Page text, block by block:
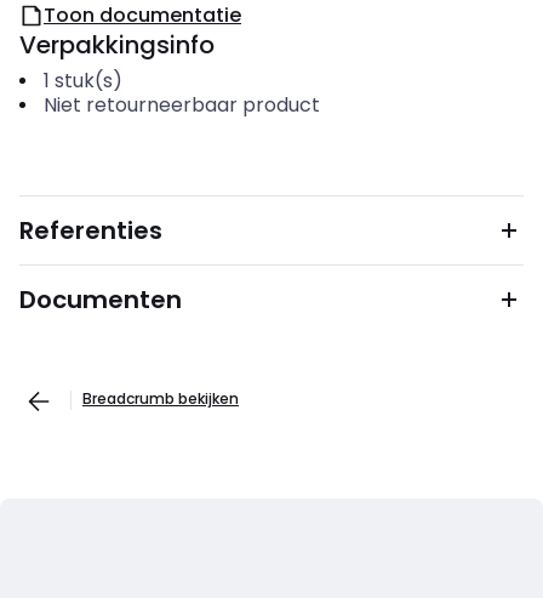
Toon documentatie
Verpakkingsinfo
1 stuk(s)
Niet retourneerbaar product
Referenties
Documenten
Breadcrumb bekijken